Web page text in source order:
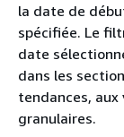
la date de
spécifiée. Le
date
dans les
tendances,
granulaires.